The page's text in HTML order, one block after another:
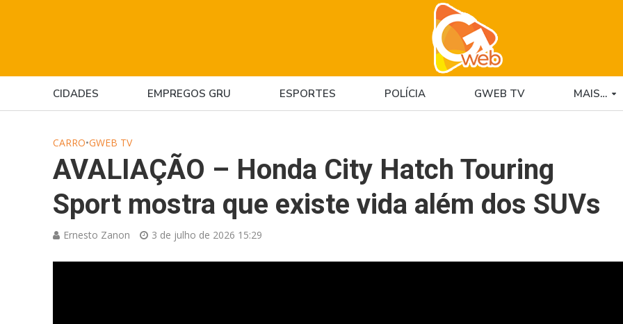
CIDADES EMPREGOS GRU ESPORTES POLÍCIA GWEB TV MAIS…
CARRO•GWEB TV
AVALIAÇÃO – Honda City Hatch Touring
Sport mostra que existe vida além dos SUVs
Ernesto Zanon 3 de julho de 2026 15:29